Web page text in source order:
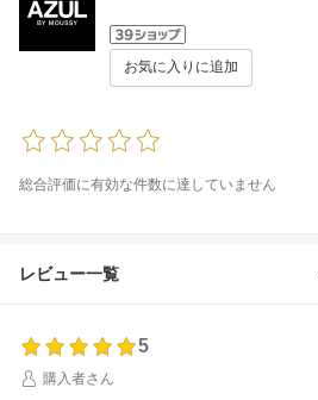
お気に入りに追加
総合評価に有効な件数に達していません
レビュー一覧
5
購入者さん